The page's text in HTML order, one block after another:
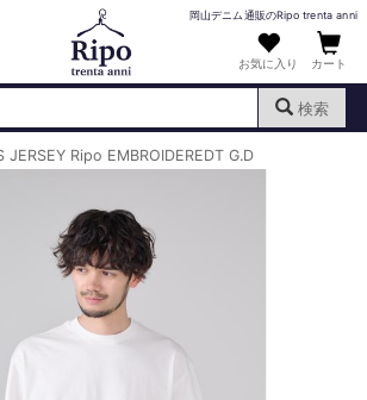
岡山デニム通販のRipo trenta anni
お気に入り カート
検索
ス
JERSEY Ripo EMBROIDEREDT G.D